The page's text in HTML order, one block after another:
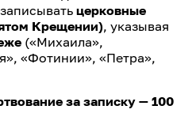
церковные
Крещении), указывая
(«Михаила»,
«Фотинии», «Петра»,
за записку — 100